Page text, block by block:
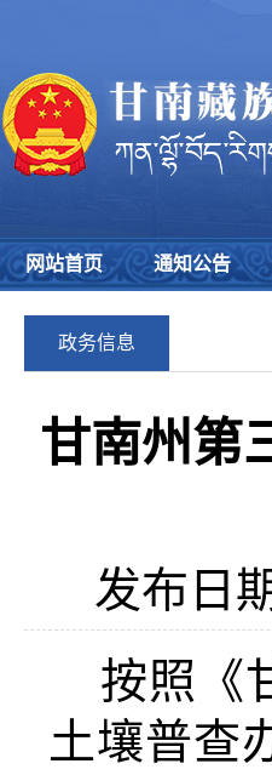
网站首页 通知公告
政务信息
甘南州第
发布日
按照《
土壤普查